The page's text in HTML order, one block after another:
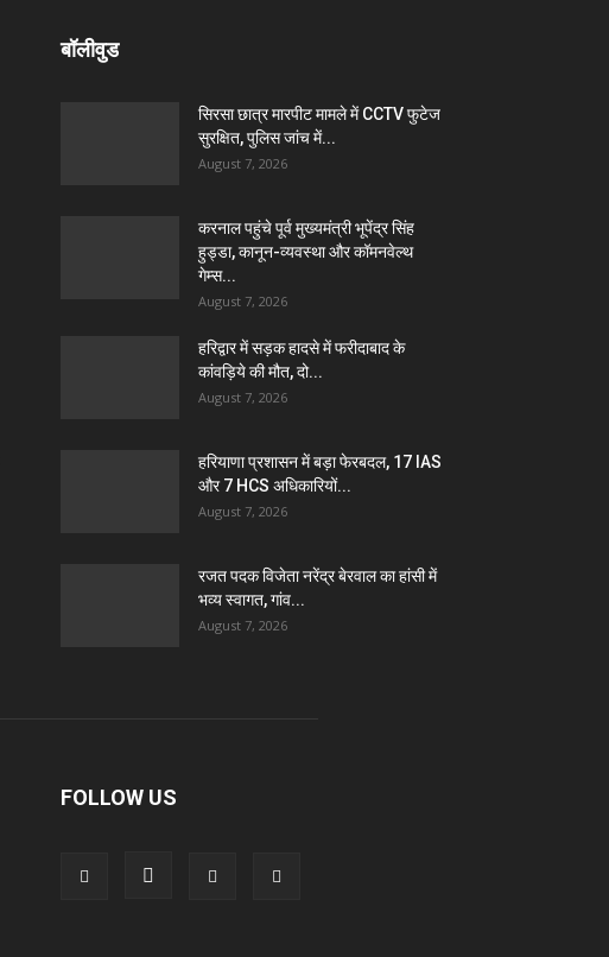
बॉलीवुड
सिरसा छात्र मारपीट मामले में CCTV फुटेज
सुरक्षित, पुलिस जांच में...
August 7, 2026
करनाल पहुंचे पूर्व मुख्यमंत्री भूपेंद्र सिंह
हुड्डा, कानून-व्यवस्था और कॉमनवेल्थ
गेम्स...
August 7, 2026
हरिद्वार में सड़क हादसे में फरीदाबाद के
कांवड़िये की मौत, दो...
August 7, 2026
हरियाणा प्रशासन में बड़ा फेरबदल, 17 IAS
और 7 HCS अधिकारियों...
August 7, 2026
रजत पदक विजेता नरेंद्र बेरवाल का हांसी में
भव्य स्वागत, गांव...
August 7, 2026
FOLLOW US